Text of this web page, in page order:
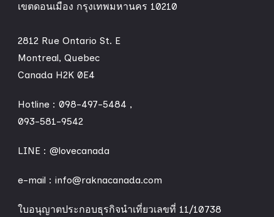
เขตดอนเมือง กรุงเทพมหานคร 10210
2812 Rue Ontario St. E
Montreal, Quebec
Canada H2K 0E4
Hotline : 098-497-5484 ,
093-581-9542
LINE : @lovecanada
e-mail : info@raknacanada.com
ใบอนุญาตประกอบธุรกิจนำเที่ยวเลขที่ 11/10738